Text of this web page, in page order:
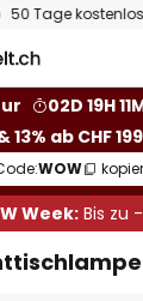
50 Tage kostenlose
02D 19H
13% ab CHF
WOW
Week:Bis zu
Extra
Rabattab
Rabattab
auf fast alles*
WOW